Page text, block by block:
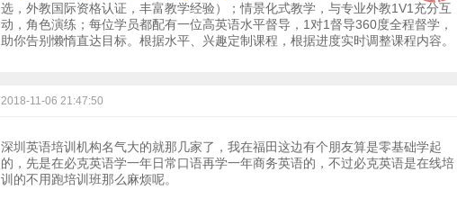
选，外教国际资格认证，丰富教学经验）；情景化式教学，与专业外教1V1充分互
动，角色演练；每位学员都配有一位高英语水平督导，1对1督导360度全程督学，
助你告别懒惰直达目标。根据水平、兴趣定制课程，根据进度实时调整课程内容。
2018-11-06 21:47:50
深圳英语培训机构名气大的就那几家了，我在福田这边有个朋友算是零基础学起
的，先是在必克英语学一年日常口语再学一年商务英语的，不过必克英语是在线培
训的不用跑培训班那么麻烦呢。